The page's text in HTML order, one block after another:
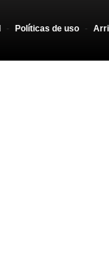
- Políticas de uso -